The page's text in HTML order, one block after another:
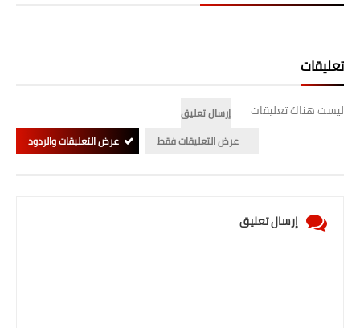
نتائج القبول المركزي
تعليقات
ليست هناك تعليقات
إرسال تعليق
عرض التعليقات فقط
عرض التعليقات والردود
إرسال تعليق